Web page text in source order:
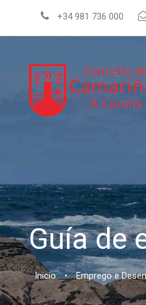
+34 981 736 000
Guía de
Inicio • Emprego e